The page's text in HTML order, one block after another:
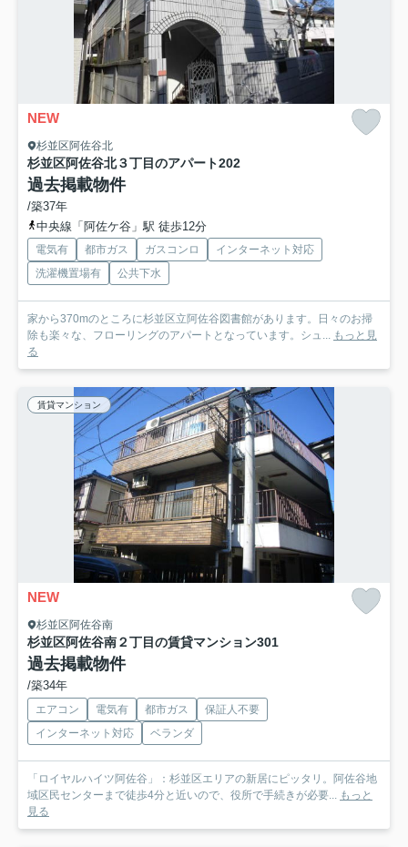
NEW
杉並区阿佐谷北
杉並区阿佐谷北３丁目のアパート202
過去掲載物件
/築37年
中央線「阿佐ケ谷」駅 徒歩12分
電気有 都市ガス ガスコンロ
インターネット対応
洗濯機置場有
公共下水
家から370mのところに杉並区立阿佐谷図書館があります。日々のお掃
除も楽々な、フローリングのアパートとなっています。シュ...
もっと見
る
賃貸マンション
NEW
杉並区阿佐谷南
杉並区阿佐谷南２丁目の賃貸マンション301
過去掲載物件
/築34年
エアコン 電気有 都市ガス
保証人不要
インターネット対応
ベランダ
「ロイヤルハイツ阿佐谷」：杉並区エリアの新居にピッタリ。阿佐谷地
域区民センターまで徒歩4分と近いので、役所で手続きが必要...
もっと
見る